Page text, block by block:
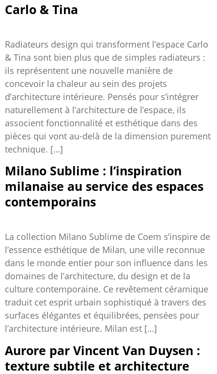
Carlo & Tina
Radiateurs design qui transforment l’espace Carlo
& Tina sont bien plus que de simples radiateurs :
ils représentent une nouvelle manière de
concevoir la chaleur au sein des projets
d’architecture intérieure. Pensés pour s’intégrer
naturellement à l’architecture de l’espace, ils
associent fonctionnalité et esthétique dans des
pièces qui vont au-delà de la dimension purement
technique. […]
Milano Sublime : l’inspiration
milanaise au service des espaces
contemporains
La collection Milano Sublime de Coem s’inspire de
l’essence esthétique de Milan, une ville reconnue
dans le monde entier pour son influence dans les
domaines de l’architecture, du design et de la
culture contemporaine. Ce revêtement céramique
traduit cet esprit urbain sophistiqué à travers des
surfaces élégantes et équilibrées, pensées pour
l’architecture intérieure. Milan est […]
Aurore par Vincent Van Duysen :
texture subtile et architecture